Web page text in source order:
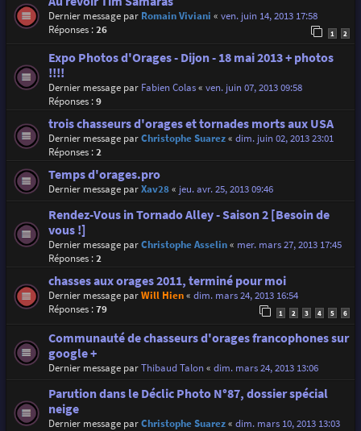
Dernier message par Romain Viviani « ven. juin 14, 2013 17:58
Réponses :26 1 2
Expo Photos d'Orages - Dijon - 18 mai 2013 + photos
!!!!
Dernier message par Fabien Colas« ven. juin 07, 2013 09:58
Réponses :9
trois chasseurs d'orages et tornades morts aux USA
Dernier message parChristophe Suarez« dim. juin 02, 2013 23:01
Réponses :2
Temps d'orages.pro
Dernier message parXav28« jeu. avr. 25, 2013 09:46
Rendez-Vous in Tornado Alley - Saison 2 [Besoin de
vous !]
Dernier message parChristophe Asselin« mer. mars 27, 2013 17:45
Réponses :2
chasses aux orages 2011, terminé pour moi
Dernier message parWill Hien« dim. mars 24, 2013 16:54
Réponses :79 1 2 3 4 5 6
Communauté de chasseurs d'orages francophones sur
google +
Dernier message parThibaud Talon« dim. mars 24, 2013 13:06
Parution dans le Déclic Photo N°87, dossier spécial
neige
Dernier message parChristophe Suarez« dim. mars 10, 2013 13:03